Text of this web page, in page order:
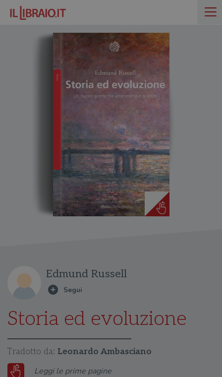
Edmund Russell
Storia ed evoluzione
Tradotto da: Leonardo Ambasciano
Leggi le prime pagine